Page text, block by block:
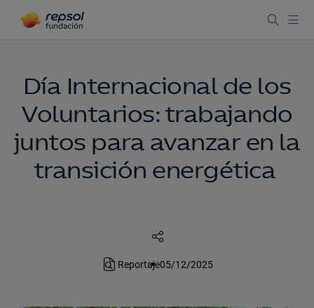
Día Internacional de los
Voluntarios: trabajando
juntos para avanzar en la
transición energética
Reportaje05/12/2025